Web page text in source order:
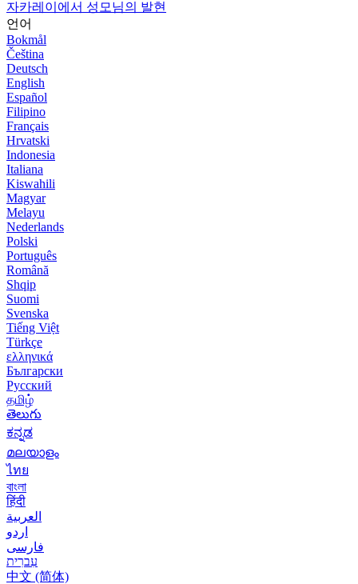
자카레이에서 성모님의 발현
언어
Bokmål
Čeština
Deutsch
English
Español
Filipino
Français
Hrvatski
Indonesia
Italiana
Kiswahili
Magyar
Melayu
Nederlands
Polski
Português
Română
Shqip
Suomi
Svenska
Tiếng Việt
Türkçe
ελληνικά
Български
Русский
தமிழ்
తెలుగు
ಕನ್ನಡ
മലയാളം
ไทย
বাংলা
हिंदी
العربية
اردو
فارسی
עִברִית
中文 (简体)